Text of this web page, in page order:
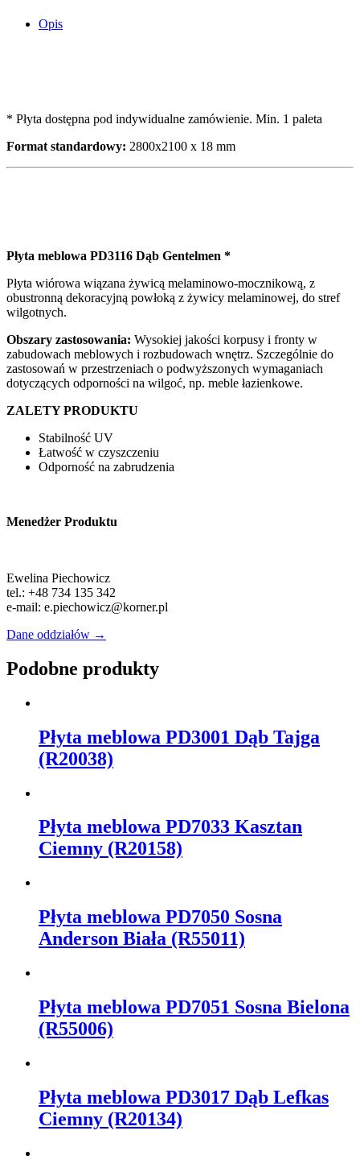
Opis
* Płyta dostępna pod indywidualne zamówienie. Min. 1 paleta
Format standardowy: 2800x2100 x 18 mm
Płyta meblowa PD3116 Dąb Gentelmen *
Płyta wiórowa wiązana żywicą melaminowo-mocznikową, z
obustronną dekoracyjną powłoką z żywicy melaminowej, do stref
wilgotnych.
Obszary zastosowania: Wysokiej jakości korpusy i fronty w
zabudowach meblowych i rozbudowach wnętrz. Szczególnie do
zastosowań w przestrzeniach o podwyższonych wymaganiach
dotyczących odporności na wilgoć, np. meble łazienkowe.
ZALETY PRODUKTU
Stabilność UV
Łatwość w czyszczeniu
Odporność na zabrudzenia
Menedżer Produktu
Ewelina Piechowicz
tel.: +48 734 135 342
e-mail: e.piechowicz@korner.pl
Dane oddziałów →
Podobne produkty
Płyta meblowa PD3001 Dąb Tajga
(R20038)
Płyta meblowa PD7033 Kasztan
Ciemny (R20158)
Płyta meblowa PD7050 Sosna
Anderson Biała (R55011)
Płyta meblowa PD7051 Sosna Bielona
(R55006)
Płyta meblowa PD3017 Dąb Lefkas
Ciemny (R20134)